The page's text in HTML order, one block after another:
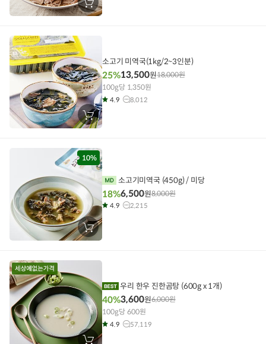
장
바
장
바
에
담
기
소고기 미역국(1kg/2~3인분)
25%13,500원18,000원
100g당 1,350원
4.9 8,012
10%
장
바
에
기
소고기미역국 (450g) / 미당
18%6,500원8,000원
4.9 2,215
우리 한우 진한곰탕 (600g x 1개)
40%3,600원6,000원
100g당 600원
4.9 57,119